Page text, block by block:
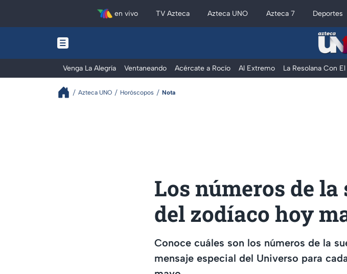
en vivo TV Azteca Azteca UNO Azteca 7 Deportes
Venga La Alegría Ventaneando Acércate a Rocío Al Extremo La Resolana Con
Azteca UNO Horóscopos Nota
Los números de
del zodíaco hoy
Conoce cuáles son los números de la
mensaje especial del Universo para